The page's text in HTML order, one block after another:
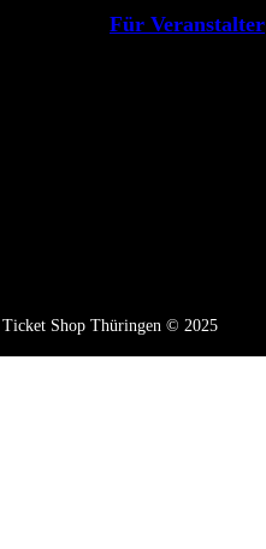
Für Veranstalter
Ticket Shop Thüringen © 2025